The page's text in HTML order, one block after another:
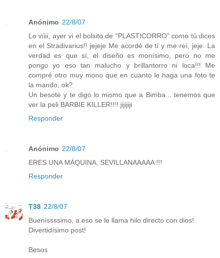
Anónimo 22/8/07
Lo víiii, ayer vi el bolsito de "PLASTICORRO" como tú dices
en el Stradivarius!! jejeje Me acordé de tí y me reí, jeje. La
verdad es que sí, el diseño es monísimo, pero no me
pongo yo eso tan malucho y brillantorro ni loca!!! Me
compré otro muy mono que en cuanto le haga una foto te
la mando, ok?
Un besote y te digo lo mismo que a Bimba... tenemos que
ver la peli BARBIE KILLER!!!! jijijiji
Responder
Anónimo 22/8/07
ERES UNA MÁQUINA, SEVILLANAAAAA !!!
Responder
T38 22/8/07
Bueníssssimo, a eso se le llama hilo directo con dios!
Divertidísimo post!
Besos